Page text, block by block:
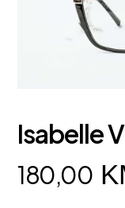
Isabelle
180,00